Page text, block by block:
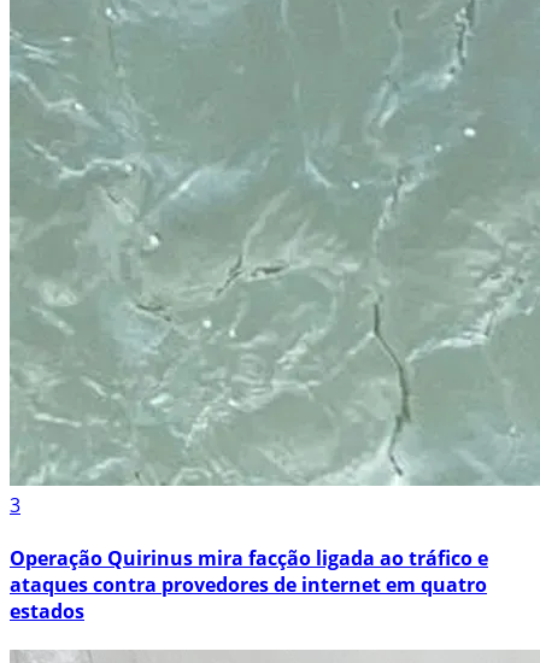
3
Operação Quirinus mira facção ligada ao tráfico e
ataques contra provedores de internet em quatro
estados